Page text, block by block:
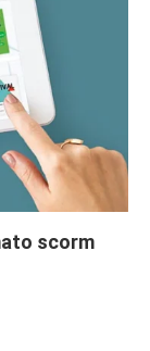
scorm